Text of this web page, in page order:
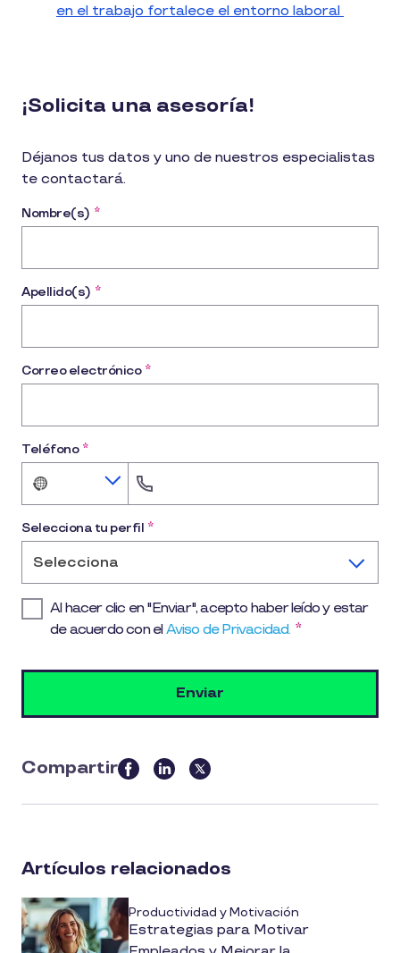
en el trabajo fortalece el entorno laboral
¡Solicita una asesoría!
Déjanos tus datos y uno de nuestros especialistas
te contactará.
Nombre(s) *
Apellido(s) *
Correo electrónico *
Teléfono *
No
country
selected
Selecciona tu perfil *
Selecciona
Al hacer clic en "Enviar", acepto haber leído y estar
de acuerdo con elAviso de Privacidad. *
Compartir
this
article
social
media
Artículos relacionados
Productividad y Motivación
Estrategias para Motivar